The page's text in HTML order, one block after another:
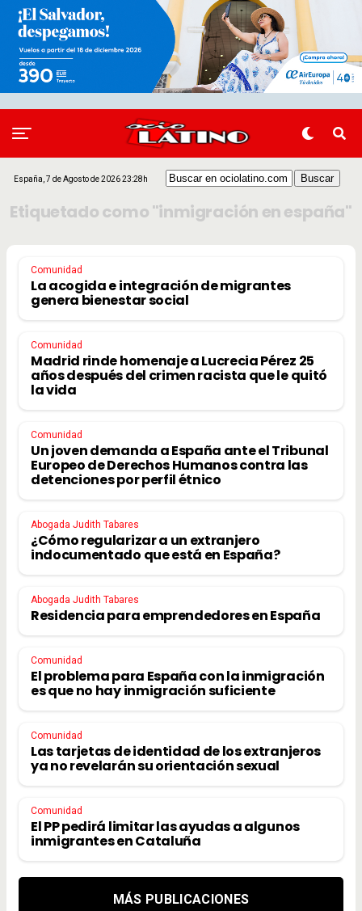
España, 7 de Agosto de 2026 23:28h
Etiquetado como "inmigración en españa"
Comunidad
La acogida e integración de migrantes
genera bienestar social
Comunidad
Madrid rinde homenaje a Lucrecia Pérez 25
años después del crimen racista que le quitó
la vida
Comunidad
Un joven demanda a España ante el Tribunal
Europeo de Derechos Humanos contra las
detenciones por perfil étnico
Abogada Judith Tabares
¿Cómo regularizar a un extranjero
indocumentado que está en España?
Abogada Judith Tabares
Residencia para emprendedores en España
Comunidad
El problema para España con la inmigración
es que no hay inmigración suficiente
Comunidad
Las tarjetas de identidad de los extranjeros
ya no revelarán su orientación sexual
Comunidad
El PP pedirá limitar las ayudas a algunos
inmigrantes en Cataluña
MÁS PUBLICACIONES